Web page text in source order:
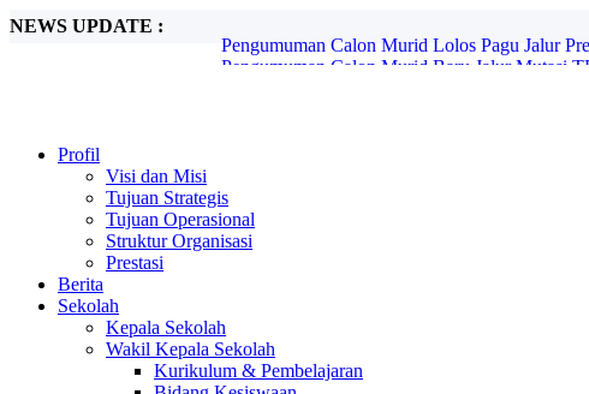
NEWS UPDATE :
Pengumuman Calon Murid Baru Jalur Mutasi
Pemberitahuan SPMB Jenjang SMP Tahun
INFORMASI UKM (UJI KENDALI MUTU)
PENGUMUMAN CALON MURID BARU
Pengumuman Calon Murid Lolos Pagu Jalur
Profil
Visi dan Misi
Tujuan Strategis
Tujuan Operasional
Struktur Organisasi
Prestasi
Berita
Sekolah
Kepala Sekolah
Wakil Kepala Sekolah
Kurikulum & Pembelajaran